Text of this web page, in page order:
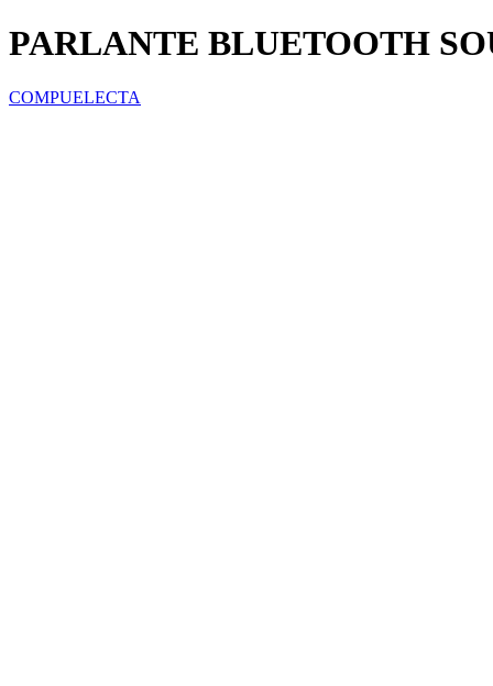
PARLANTE BLUETOOTH
COMPUELECTA